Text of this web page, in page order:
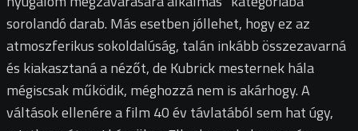
sorolandó darab. Más esetben jóllehet, hogy ez az
atmoszferikus sokoldalúság, talán inkább összezavarná
és kiakasztaná a nézőt, de Kubrick mesternek hála
mégiscsak működik, méghozzá nem is akárhogy. A
váltások ellenére a film 40 év távlatából sem hat úgy,